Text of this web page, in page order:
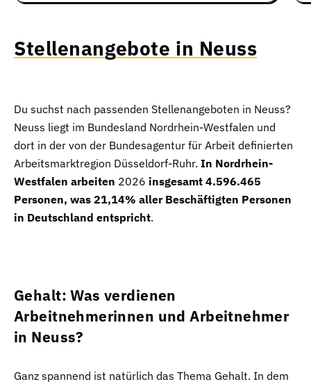
Stellenangebote in Neuss
Du suchst nach passenden Stellenangeboten in Neuss?
Neuss liegt im Bundesland Nordrhein-Westfalen und
dort in der von der Bundesagentur für Arbeit definierten
Arbeitsmarktregion Düsseldorf-Ruhr. In Nordrhein-
Westfalen arbeiten 2026 insgesamt 4.596.465
Personen, was 21,14% aller Beschäftigten Personen
in Deutschland entspricht.
Gehalt: Was verdienen
Arbeitnehmerinnen und Arbeitnehmer
in Neuss?
Ganz spannend ist natürlich das Thema Gehalt. In dem